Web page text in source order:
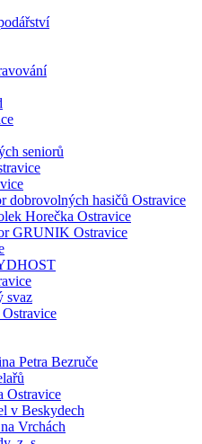
seniorů
dobrovolných hasičů Ostravice
Horečka Ostravice
GRUNIK Ostravice
svaz
Petra Bezruče
Ostravice
v Beskydech
Vrchách